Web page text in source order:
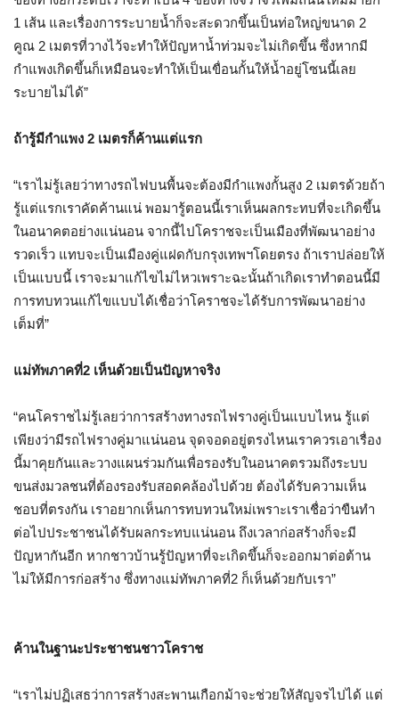
1 เส้น และเรื่องการระบายน้ำก็จะสะดวกขึ้นเป็นท่อใหญ่ขนาด 2
คูณ 2 เมตรที่วางไว้จะทำให้ปัญหาน้ำท่วมจะไม่เกิดขึ้น ซึ่งหากมี
กำแพงเกิดขึ้นก็เหมือนจะทำให้เป็นเขื่อนกั้นให้น้ำอยู่โซนนี้เลย
ระบายไม่ได้”
ถ้ารู้มีกำแพง 2 เมตรก็ค้านแต่แรก
“เราไม่รู้เลยว่าทางรถไฟบนพื้นจะต้องมีกำแพงกั้นสูง 2 เมตรด้วยถ้า
รู้แต่แรกเราคัดค้านแน่ พอมารู้ตอนนี้เราเห็นผลกระทบที่จะเกิดขึ้น
ในอนาคตอย่างแน่นอน จากนี้ไปโคราชจะเป็นเมืองที่พัฒนาอย่าง
รวดเร็ว แทบจะเป็นเมืองคู่แฝดกับกรุงเทพฯโดยตรง ถ้าเราปล่อยให้
เป็นแบบนี้ เราจะมาแก้ไขไม่ไหวเพราะฉะนั้นถ้าเกิดเราทำตอนนี้มี
การทบทวนแก้ไขแบบได้เชื่อว่าโคราชจะได้รับการพัฒนาอย่าง
เต็มที่”
แม่ทัพภาคที่2 เห็นด้วยเป็นปัญหาจริง
“คนโคราชไม่รู้เลยว่าการสร้างทางรถไฟรางคู่เป็นแบบไหน รู้แต่
เพียงว่ามีรถไฟรางคู่มาแน่นอน จุดจอดอยู่ตรงไหนเราควรเอาเรื่อง
นี้มาคุยกันและวางแผนร่วมกันเพื่อรองรับในอนาคตรวมถึงระบบ
ขนส่งมวลชนที่ต้องรองรับสอดคล้องไปด้วย ต้องได้รับความเห็น
ชอบที่ตรงกัน เราอยากเห็นการทบทวนใหม่เพราะเราเชื่อว่าขืนทำ
ต่อไปประชาชนได้รับผลกระทบแน่นอน ถึงเวลาก่อสร้างก็จะมี
ปัญหากันอีก หากชาวบ้านรู้ปัญหาที่จะเกิดขึ้นก็จะออกมาต่อต้าน
ไม่ให้มีการก่อสร้าง ซึ่งทางแม่ทัพภาคที่2 ก็เห็นด้วยกับเรา”
ค้านในฐานะประชาชนชาวโคราช
“เราไม่ปฏิเสธว่าการสร้างสะพานเกือกม้าจะช่วยให้สัญจรไปได้ แต่